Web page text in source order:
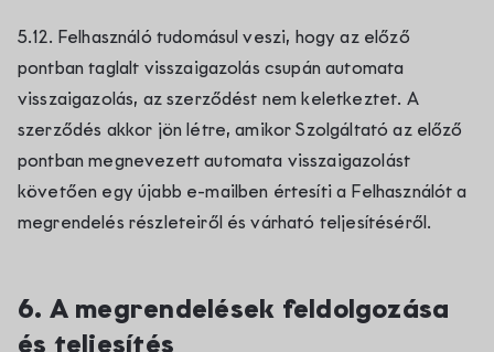
5.12. Felhasználó tudomásul veszi, hogy az előző
pontban taglalt visszaigazolás csupán automata
visszaigazolás, az szerződést nem keletkeztet. A
szerződés akkor jön létre, amikor Szolgáltató az előző
pontban megnevezett automata visszaigazolást
követően egy újabb e-mailben értesíti a Felhasználót a
megrendelés részleteiről és várható teljesítéséről.
6. A megrendelések feldolgozása
és teljesítés